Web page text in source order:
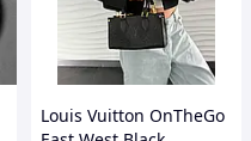
Louis Vuitton OnTheGo